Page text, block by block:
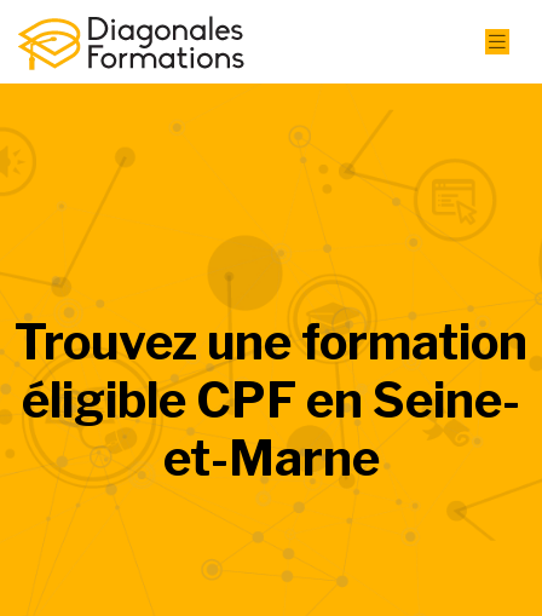
Trouvez une formation
éligible CPF en Seine-
et-Marne